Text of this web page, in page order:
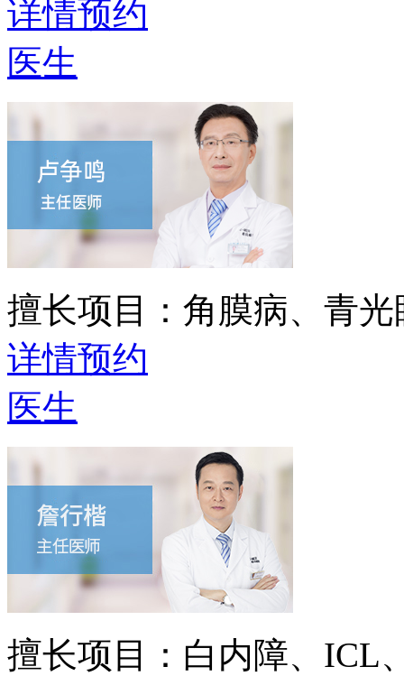
详情预约
医生
擅长项目： 角膜病、青
详情预约
医生
擅长项目： 白内障、ICL